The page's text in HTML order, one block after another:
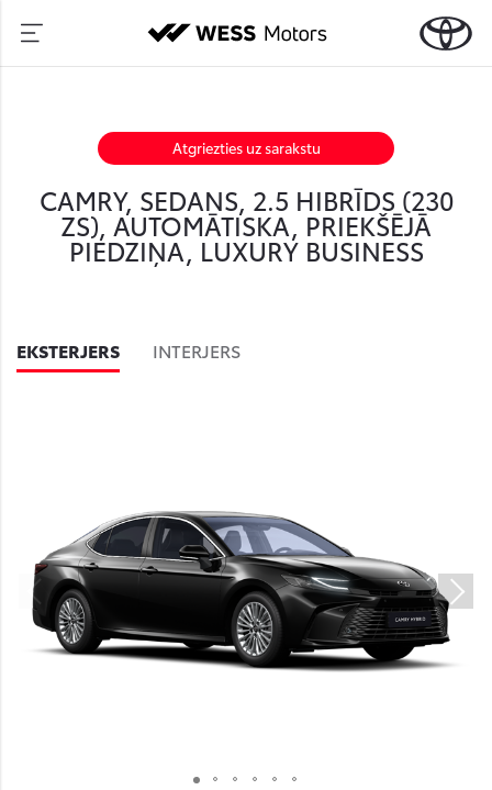
Atgriezties uz sarakstu
CAMRY, SEDANS, 2.5 HIBRĪDS (230
ZS), AUTOMĀTISKA, PRIEKŠĒJĀ
PIEDZIŅA, LUXURY BUSINESS
EKSTERJERS INTERJERS